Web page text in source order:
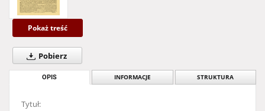
Pokaż treść
Pobierz
OPIS INFORMACJE STRUKTURA
Tytuł: